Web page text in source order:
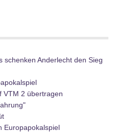
schenken Anderlecht den Sieg
VTM 2 übertragen
Europapokalspiel